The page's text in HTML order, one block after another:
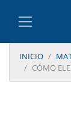
INICIO
CÓMO